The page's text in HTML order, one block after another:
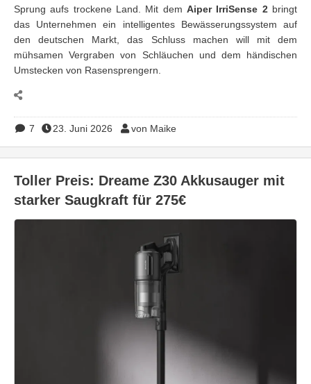
Sprung aufs trockene Land. Mit dem Aiper IrriSense 2bringt
das Unternehmen ein intelligentes Bewässerungssystem auf
den deutschen Markt, das Schluss machen will mit dem
mühsamen Vergraben von Schläuchen und dem händischen
Umstecken von Rasensprengern.
7 23. Juni 2026 von Maike
Toller Preis: Dreame Z30 Akkusauger mit
starker Saugkraft für 275€